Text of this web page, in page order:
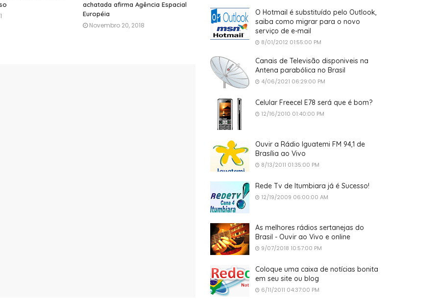
achatada afirma Agência Espacial
Européia
Novembro 20, 2018
O Hotmail é substituído pelo Outlook,
saiba como migrar para o novo
serviço de e-mail
8/01/2012 01:55:00 PM
Canais de Televisão disponiveis na
Antena parabólica no Brasil
4/06/2021 06:29:00 PM
Celular Freecel E78 será que é bom?
12/16/2010 01:40:00 PM
Ouvir a Rádio Iguatemi FM 94,1 de
Brasília ao Vivo
8/13/2011 01:35:00 PM
Rede Tv de Itumbiara já é Sucesso!
12/19/2009 06:00:00 AM
As melhores rádios sertanejas do
Brasil - Ouvir ao Vivo e online
9/07/2018 10:57:00 PM
Coloque uma caixa de notícias bonita
em seu site ou blog
6/11/2011 04:37:00 PM